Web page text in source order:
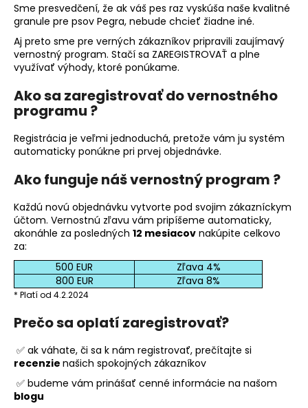
Sme presvedčení, že ak váš pes raz vyskúša naše kvalitné
granule pre psov Pegra, nebude chcieť žiadne iné.
Aj preto sme pre verných zákazníkov pripravili zaujímavý
vernostný program. Stačí sa ZAREGISTROVAŤ a plne
využívať výhody, ktoré ponúkame.
Ako sa zaregistrovať do vernostného
programu ?
Registrácia je veľmi jednoduchá, pretože vám ju systém
automaticky ponúkne pri prvej objednávke.
Ako funguje náš vernostný program ?
Každú novú objednávku vytvorte pod svojim zákazníckym
účtom. Vernostnú zľavu vám pripíšeme automaticky,
akonáhle za posledných 12 mesiacov nakúpite celkovo
za:
500 EUR
Zľava 4%
800 EUR
Zľava 8%
* Platí od 4.2.2024
Prečo sa oplatí zaregistrovať?
✅ ak váhate, či sa k nám registrovať, prečítajte si
recenzie našich spokojných zákazníkov
✅ budeme vám prinášať cenné informácie na našom
blogu
á
j
s
ť
?
HĽADAŤ
O
d
p
o
r
ú
a
e
GRANULE